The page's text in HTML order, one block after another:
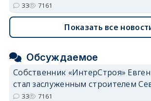
33 7161
Показать все
Обсуждаемое
Собственник «ИнтерСтроя»
стал заслуженным строителем
33 7161